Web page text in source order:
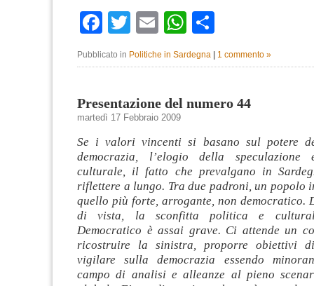
Facebook
TwitterEmailWhatsApp
Pubblicato in Politiche in Sardegna | 1 commento »
Presentazione del numero 44
martedì 17 Febbraio 2009
Se i valori vincenti si basano sul potere
democrazia, l’elogio della
culturale, il fatto che prevalgano in
riflettere a lungo. Tra due padroni, un popolo
quello più forte, arrogante, non democratico.
di vista, la sconfitta politica e
Democratico è assai grave. Ci attende un
ricostruire la sinistra, proporre obiettivi
vigilare sulla democrazia essendo
campo di analisi e alleanze al pieno